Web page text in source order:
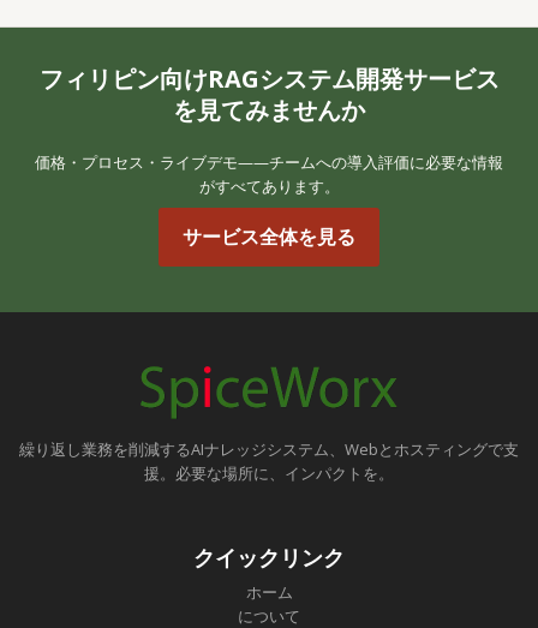
フィリピン向けRAGシステム開発サービス
を見てみませんか
価格・プロセス・ライブデモ——チームへの導入評価に必要な情報
がすべてあります。
サービス全体を見る
繰り返し業務を削減するAIナレッジシステム、Webとホスティングで支
援。必要な場所に、インパクトを。
クイックリンク
ホーム
について